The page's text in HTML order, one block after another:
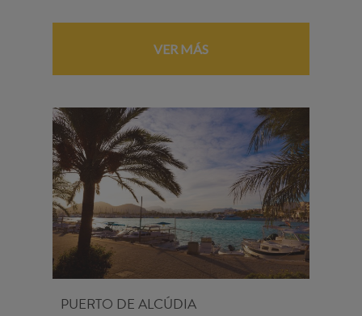
VER MÁS
PUERTO DE ALCÚDIA